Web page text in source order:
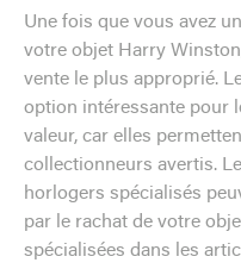
Une fois que vous avez
votre objet Harry
vente le plus approprié.
option intéressante pour
valeur, car elles
collectionneurs avertis.
horlogers spécialisés
par le rachat de votre
spécialisées dans les